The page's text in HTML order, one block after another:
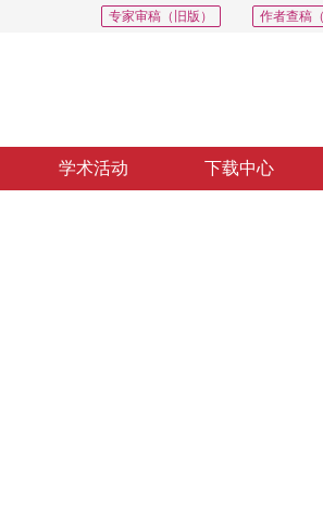
作者查稿
专家审稿（旧版）
学术活动 下载中心